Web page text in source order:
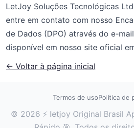
LetJoy Soluções Tecnológicas
entre em contato com nosso
de Dados (DPO) através do e-
disponível em nosso site oficial
← Voltar à página inicial
Termos de usoPolítica de
© 2026 ⚡ letjoy Original Brasil